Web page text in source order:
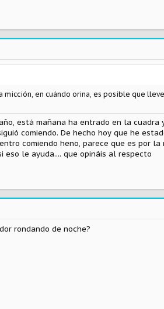
en cuándo orina, es posible que
está mañana ha entrado en la
comiendo. De hecho hoy que he
comiendo heno, parece que es por
le ayuda.... que opináis al respecto
rondando de noche?